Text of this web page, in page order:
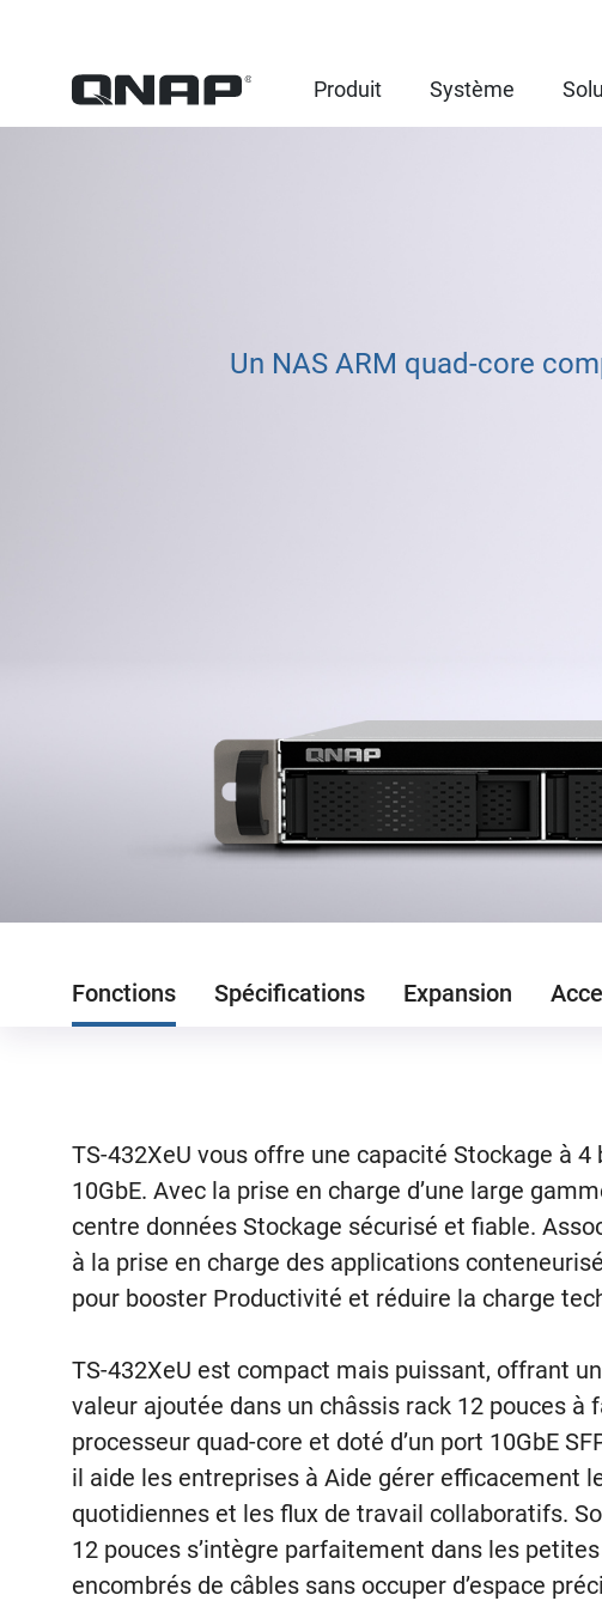
Produit Système
Un NAS ARM quad-core
Fonctions Spécifications Expansion
TS-432XeU vous offre une capacité Stockage à
10GbE. Avec la prise en charge d’une large
centre données Stockage sécurisé et fiable.
à la prise en charge des applications
pour booster Productivité et réduire la charge
TS-432XeU est compact mais puissant, offrant
valeur ajoutée dans un châssis rack 12 pouces à
processeur quad-core et doté d’un port 10GbE
il aide les entreprises à Aide gérer efficacement
quotidiennes et les flux de travail collaboratifs.
12 pouces s’intègre parfaitement dans les
encombrés de câbles sans occuper d’espace